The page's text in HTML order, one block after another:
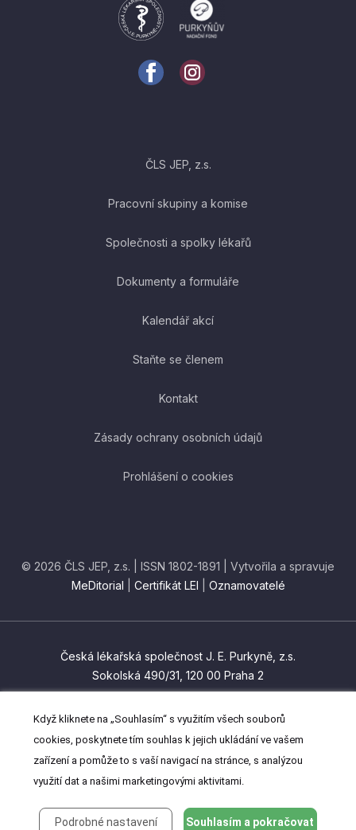
ČLS JEP, z.s.
Pracovní skupiny a komise
Společnosti a spolky lékařů
Dokumenty a formuláře
Kalendář akcí
Staňte se členem
Kontakt
Zásady ochrany osobních údajů
Prohlášení o cookies
© 2026 ČLS JEP, z.s. | ISSN 1802-1891 | Vytvořila a spravuje
MeDitorial
Certifikát LEI Oznamovatelé
Česká lékařská společnost J. E. Purkyně, z.s.
Sokolská 490/31, 120 00 Praha 2
(+420) 224 266 201
Když kliknete na „Souhlasím“ s využitím všech souborů
cookies, poskytnete tím souhlas k jejich ukládání ve vašem
zařízení a pomůže to s vaší navigací na stránce, s analýzou
využití dat a našimi marketingovými aktivitami.
Podrobné nastavení Souhlasím a pokračovat